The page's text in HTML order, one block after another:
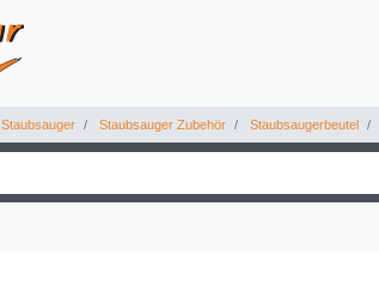
Staubsauger Staubsauger Zubehör Staubsaugerbeutel